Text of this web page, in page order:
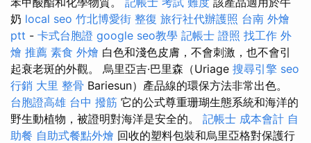
奶 local seo 竹北博愛街 整復 旅行社代辦護照 台南 外燴
ptt - 卡式台胞證 google seo教學 記帳士 證照 找工作 外
燴 推薦 素食 外燴 白色和淺色皮膚，不會刺激，也不會引
起衰老斑的外觀。 烏里亞吉·巴里森（Uriage 搜尋引擎 seo
行銷 大里 整骨 Bariesun）產品線的環保方法非常出色。
台胞證高雄 台中 撥筋 它的公式尊重珊瑚生態系統和海洋的
野生動植物，被證明對海洋是安全的。 記帳士 成本會計 自
助餐 自助式餐點外燴 回收的塑料包裝和烏里亞格對保護行